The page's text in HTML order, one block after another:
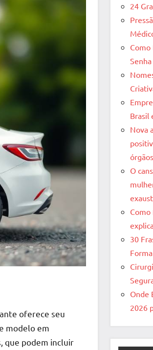
oferece seu
modelo em
que podem incluir
24
Como
Brasil
Nova
O
Como
30
Onde
2026